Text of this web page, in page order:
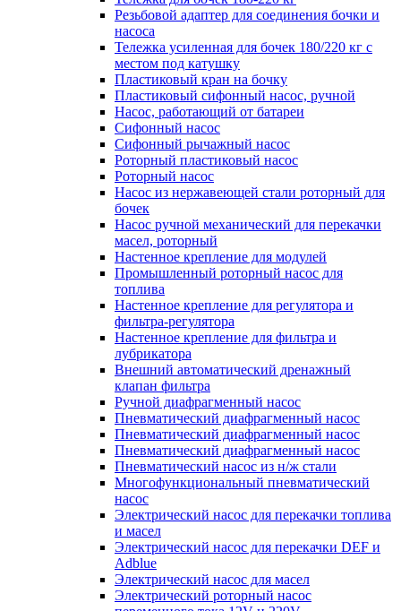
Резьбовой адаптер для соединения бочки и
насоса
Тележка усиленная для бочек 180/220 кг с
местом под катушку
Пластиковый кран на бочку
Пластиковый сифонный насос, ручной
Насос, работающий от батареи
Сифонный насос
Сифонный рычажный насос
Роторный пластиковый насос
Роторный насос
Насос из нержавеющей стали роторный для
бочек
Насос ручной механический для перекачки
масел, роторный
Настенное крепление для модулей
Промышленный роторный насос для
топлива
Настенное крепление для регулятора и
фильтра-регулятора
Настенное крепление для фильтра и
лубрикатора
Внешний автоматический дренажный
клапан фильтра
Ручной диафрагменный насос
Пневматический диафрагменный насос
Пневматический диафрагменный насос
Пневматический диафрагменный насос
Пневматический насос из н/ж стали
Многофункциональный пневматический
насос
Электрический насос для перекачки топлива
и масел
Электрический насос для перекачки DEF и
Adblue
Электрический насос для масел
Электрический роторный насос